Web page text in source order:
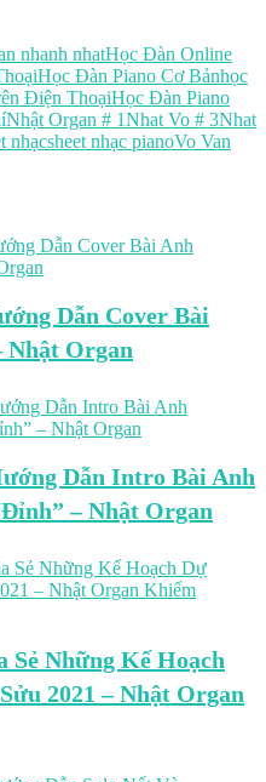
nhanh nhatHọc Đàn Online
Học Đàn Piano Cơ Bảnhọc
Điện ThoạiHọc Đàn Piano
Nhật Organ # 1Nhat Vo # 3Nhat
nhạcsheet nhạc pianoVo Van
Dẫn Cover Bài
Nhật Organ
Dẫn Intro Bài Anh
– Nhật Organ
Sẻ Những Kế Hoạch
2021 – Nhật Organ